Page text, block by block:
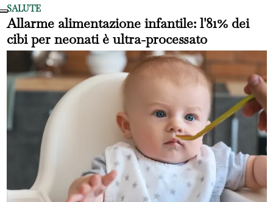
SALUTE
Allarme alimentazione infantile: l'81% dei
cibi per neonati è ultra-processato